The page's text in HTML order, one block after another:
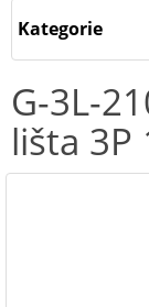
Kategorie
G-3L-
lišta 3P